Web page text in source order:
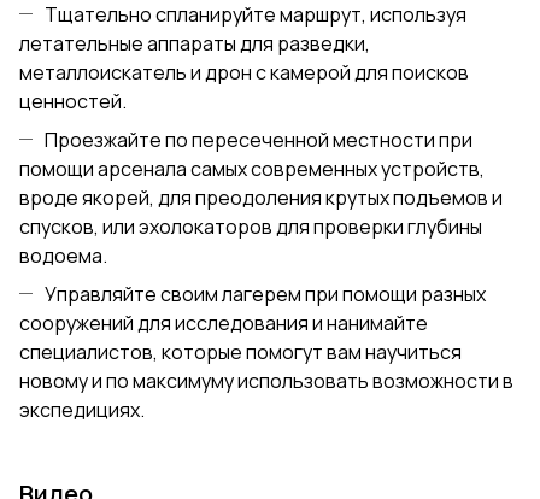
Тщательно спланируйте маршрут, используя
летательные аппараты для разведки,
металлоискатель и дрон с камерой для поисков
ценностей.
Проезжайте по пересеченной местности при
помощи арсенала самых современных устройств,
вроде якорей, для преодоления крутых подъемов и
спусков, или эхолокаторов для проверки глубины
водоема.
Управляйте своим лагерем при помощи разных
сооружений для исследования и нанимайте
специалистов, которые помогут вам научиться
новому и по максимуму использовать возможности в
экспедициях.